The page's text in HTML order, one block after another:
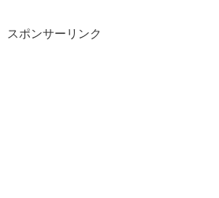
スポンサーリンク